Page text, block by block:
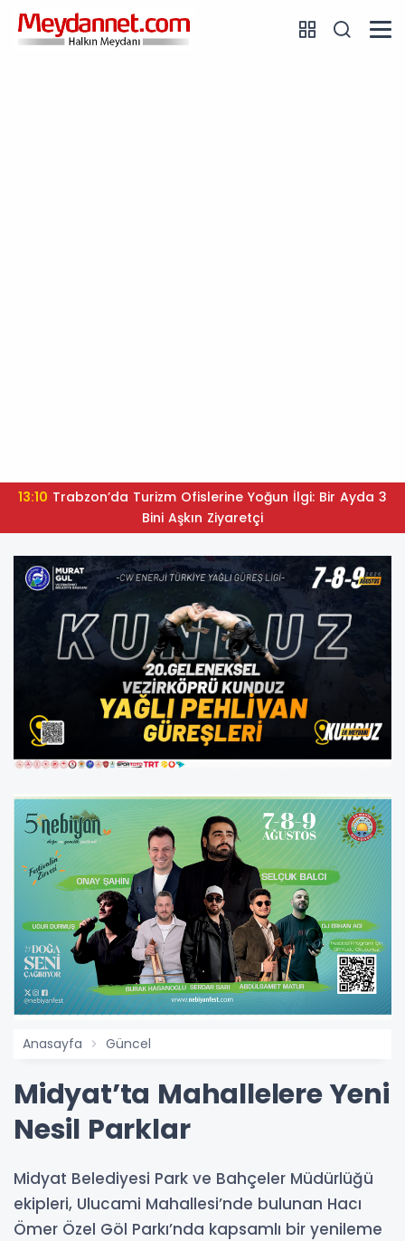
13:10
Bini Aşkın Ziyaretçi
Anasayfa Güncel
Midyat’ta Mahallelere Yeni
Nesil Parklar
Midyat Belediyesi Park ve Bahçeler Müdürlüğü
ekipleri, Ulucami Mahallesi’nde bulunan Hacı
Ömer Özel Göl Parkı’nda kapsamlı bir yenileme